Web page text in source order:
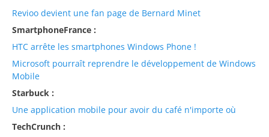
Revioo devient une fan page de Bernard Minet
SmartphoneFrance :
HTC arrête les smartphones Windows Phone !
Microsoft pourraît reprendre le développement de Windows
Mobile
Starbuck :
Une application mobile pour avoir du café n'importe où
TechCrunch :